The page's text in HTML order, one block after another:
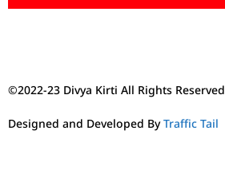
©2022-23 Divya Kirti All Rights Reserved
Designed and Developed ByTraffic Tail